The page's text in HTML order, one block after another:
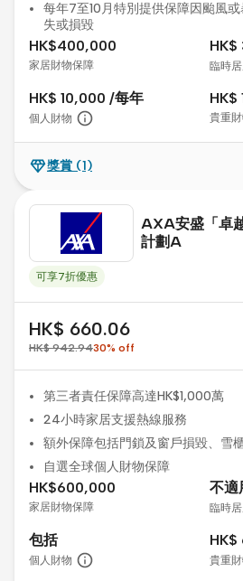
每年7至10月特別提供保障因颱風
失或損毀
HK$400,000
家居財物保障 臨時
HK$ 10,000 /每年
個人財物
HK$
貴重
獎賞 (1)
AXA安盛「卓
計劃A
可享7折優惠
HK$ 660.06
HK$ 942.9430% off
第三者責任保障高達HK$1,000萬
24小時家居支援熱線服務
額外保障包括門鎖及窗戶損毀、雪
自選全球個人財物保障
HK$600,000
家居財物保障
不適
臨時
包括
個人財物 貴重